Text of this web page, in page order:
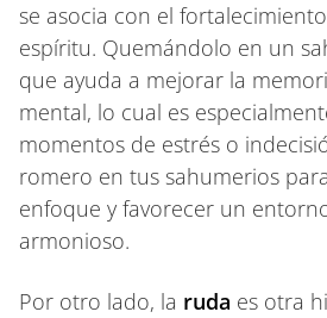
se asocia con el
espíritu. Quemándolo en un
que ayuda a mejorar la
mental, lo cual es
momentos de estrés o
romero en tus sahumerios
enfoque y favorecer un
armonioso.
Por otro lado, la ruda es otra